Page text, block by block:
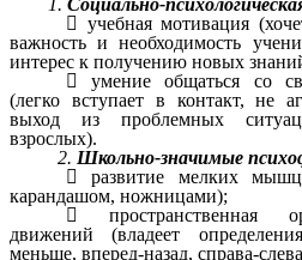
 учебная мотивация
важность и необходимость
интерес к получению новых

умение общаться со
(легко вступает в контакт, не
выход из проблемных
взрослых).
2. Школьно-значимые

развитие мелких
карандашом, ножницами);

пространственная
движений (владеет
меньше, вперед-назад, справа-